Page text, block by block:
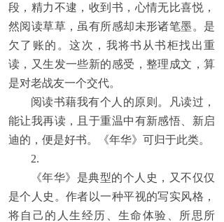
段，精力不逮，收到书，心情无比喜悦，
然阅读草草，虽有所感却未形诸笔墨。是
欠了账的。这次，我将书从书柜找出重
读，又生发一些新的感受，整理成文，算
是对老战友一个交代。
阅读书藉我有个人的原则。凡读过，
能让我再读，且于重温中有新感悟、新启
迪的，便是好书。《年华》可归于此类。
2.
《年华》是典型的个人史，又不仅仅
是个人史。作者以一种平视的写实风格，
将自己的人生经历、生命体验、所思所